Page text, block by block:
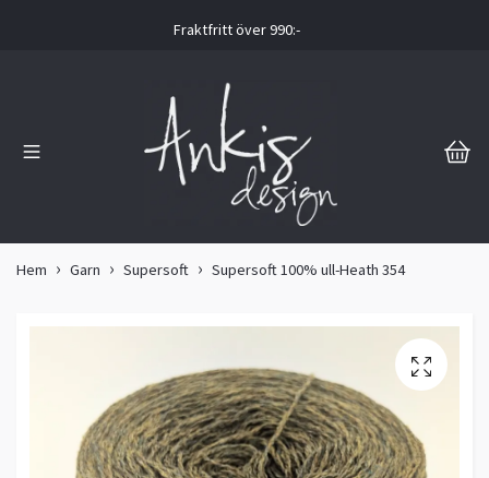
Fraktfritt över 990:-
Hem Garn Supersoft Supersoft 100% ull-Heath 354